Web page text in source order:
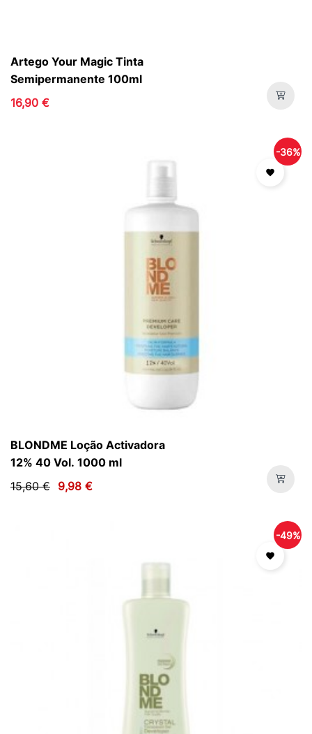
Artego Your Magic Tinta
Semipermanente 100ml
16,90 €

BLONDME Loção Activadora
12% 40 Vol. 1000 ml
15,60 €
-36%
9,98 €

-49%